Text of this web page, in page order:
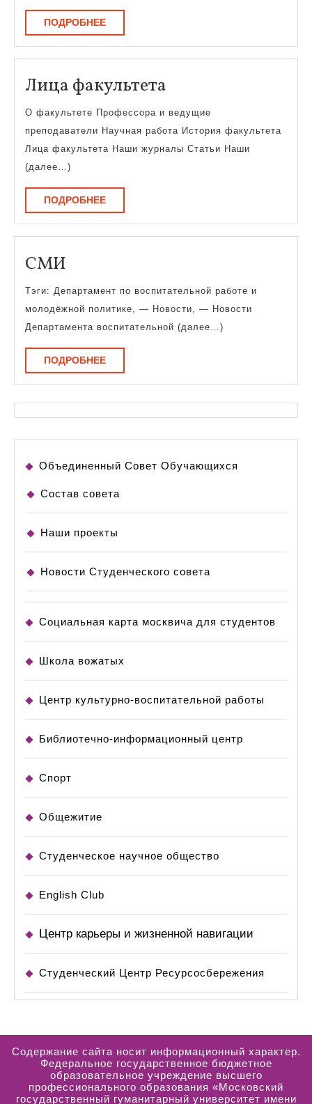
ПОДРОБНЕЕПОДРОБНЕЕ
Лица факультета
факультета
О факультете Профессора и ведущие
преподаватели Научная работа История факультета
Лица факультета Наши журналы Статьи Наши
(далее…)
ПОДРОБНЕЕПОДРОБНЕЕ
СМИ
Тэги: Департамент по воспитательной работе и
молодёжной политике, — Новости, — Новости
Департамента воспитательной (далее…)
ПОДРОБНЕЕПОДРОБНЕЕ
Объединенный Совет Обучающихся
Состав совета
Наши проекты
Новости Студенческого совета
Социальная карта москвича для студентов
Школа вожатых
Центр культурно-воспитательной работы
Библиотечно-информационный центр
Спорт
Общежитие
Студенческое научное общество
English Club
Центр карьеры и жизненной навигации
Студенческий Центр Ресурсосбережения
Содержание сайта носит информационный характер.
Федеральное государственное бюджетное
образовательное учреждение высшего
профессионального образования «Московский
государственный гуманитарный университет имени